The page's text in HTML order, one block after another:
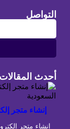
التواصل
أحدث المقالات
إنشاء متجر
إنشاء متجر